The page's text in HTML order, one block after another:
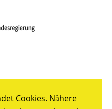
Cookies. Nähere